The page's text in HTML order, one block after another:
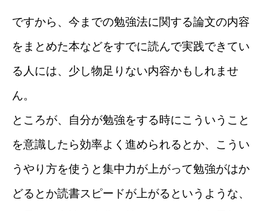
ですから、今までの勉強法に関する論文の内容
をまとめた本などをすでに読んで実践できてい
る人には、少し物足りない内容かもしれませ
ん。
ところが、自分が勉強をする時にこういうこと
を意識したら効率よく進められるとか、こうい
うやり方を使うと集中力が上がって勉強がはか
どるとか読書スピードが上がるというような、